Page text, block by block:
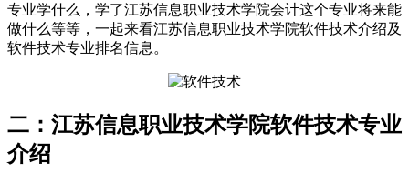
专业学什么，学了江苏信息职业技术学院会计这个专业将来能
做什么等等，一起来看江苏信息职业技术学院软件技术介绍及
软件技术专业排名信息。
二：江苏信息职业技术学院软件技术专业
介绍